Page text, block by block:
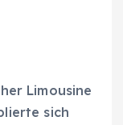
Limousine
sich